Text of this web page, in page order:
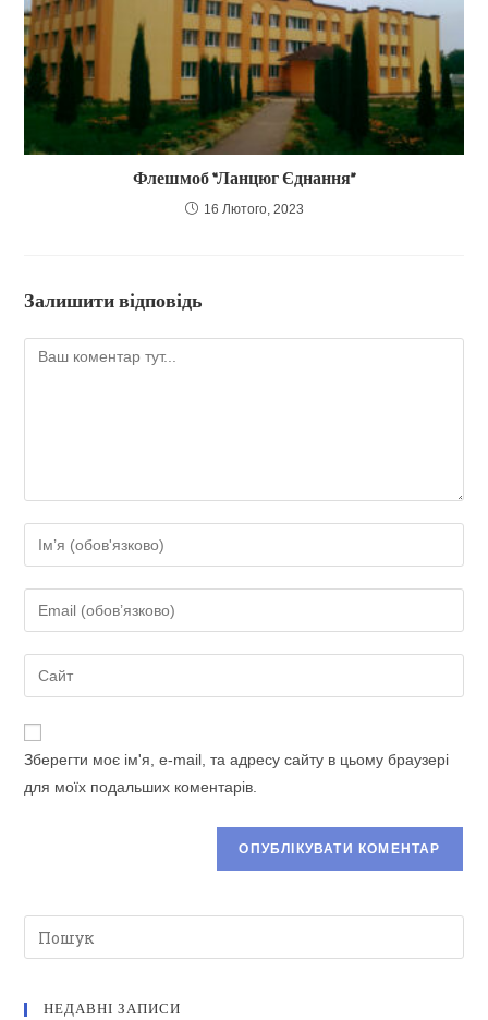
Флешмоб “Ланцюг Єднання”
16 Лютого, 2023
Залишити відповідь
Коментар
своє
ім'я
або
користувача,
щоб
прокоментувати
свою
електронну
адресу,
прокоментувати
URL-
адресу
Зберегти моє ім'я, e-mail, та адресу сайту в цьому браузері
для моїх подальших коментарів.
НЕДАВНІ ЗАПИСИ